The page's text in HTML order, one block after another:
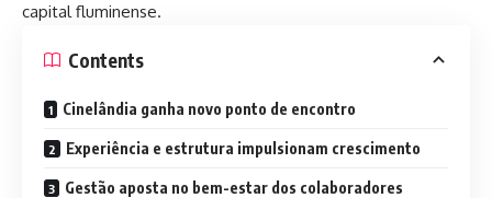
capital fluminense.
Contents
Cinelândia ganha novo ponto de encontro
Experiência e estrutura impulsionam crescimento
Gestão aposta no bem-estar dos colaboradores